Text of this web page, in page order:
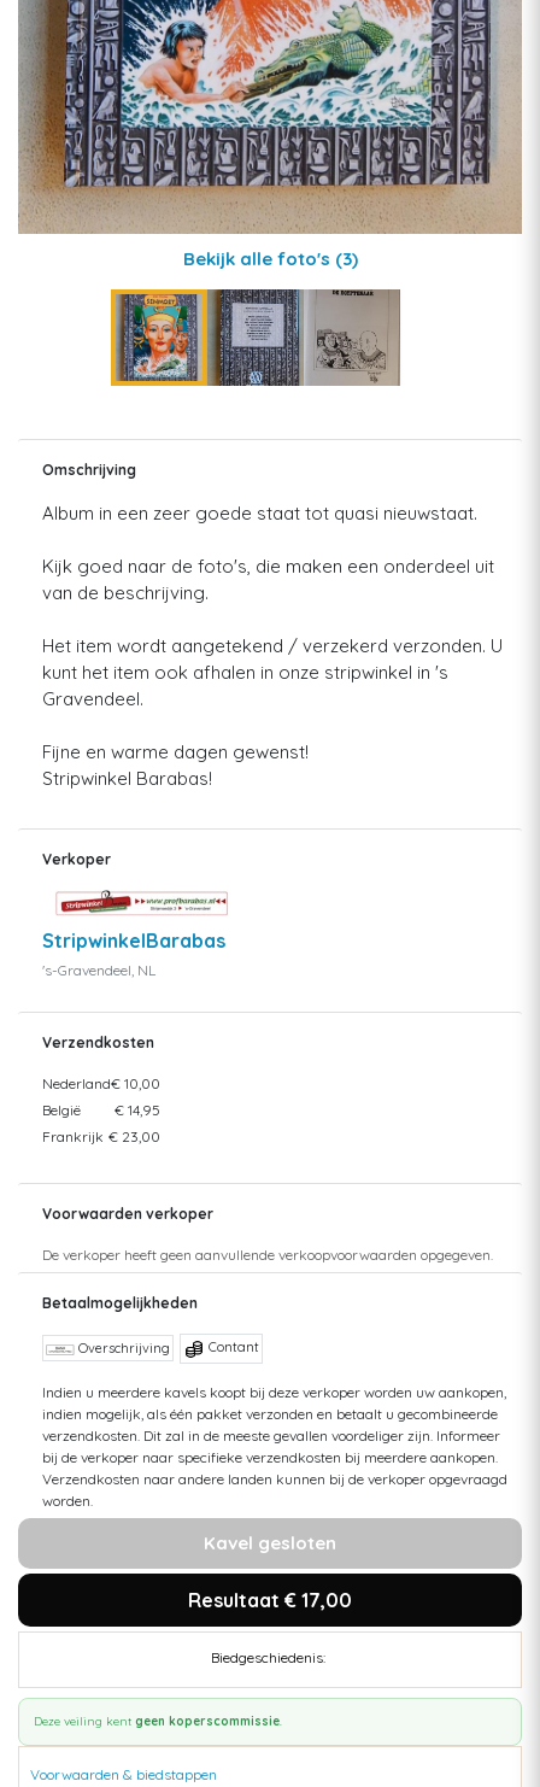
Bekijk alle foto's (3)
Omschrijving
Album in een zeer goede staat tot quasi nieuwstaat.
Kijk goed naar de foto's, die maken een onderdeel uit
van de beschrijving.
Het item wordt aangetekend / verzekerd verzonden. U
kunt het item ook afhalen in onze stripwinkel in 's
Gravendeel.
Fijne en warme dagen gewenst!
Stripwinkel Barabas!
Verkoper
StripwinkelBarabas
's-Gravendeel, NL
Verzendkosten
Nederland€ 10,00
België
€ 14,95
Frankrijk € 23,00
Voorwaarden verkoper
De verkoper heeft geen aanvullende verkoopvoorwaarden opgegeven.
Betaalmogelijkheden
Overschrijving Contant
Indien u meerdere kavels koopt bij deze verkoper worden uw aankopen,
indien mogelijk, als één pakket verzonden en betaalt u gecombineerde
verzendkosten. Dit zal in de meeste gevallen voordeliger zijn. Informeer
bij de verkoper naar specifieke verzendkosten bij meerdere aankopen.
Verzendkosten naar andere landen kunnen bij de verkoper opgevraagd
worden.
Kavel gesloten
Resultaat € 17,00
Biedgeschiedenis:
Deze veiling kent geen koperscommissie.
Voorwaarden & biedstappen